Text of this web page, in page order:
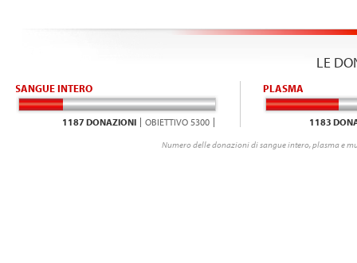
LE
SANGUE INTERO
1187 DONAZIONI OBIETTIVO 5300
PLASMA
1183
Numero delle donazioni di sangue intero, plasma e